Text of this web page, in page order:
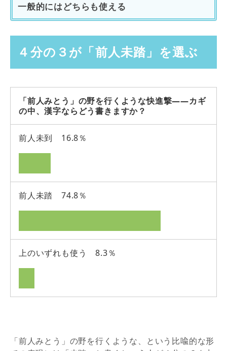
一般的にはどちらも使える
４分の３が「前人未踏」を選ぶ
「前人みとう」の野を行くような快進撃――カギ
の中、漢字ならどう書きますか？
前人未到 16.8％
前人未踏 74.8％
上のいずれも使う 8.3％
「前人みとう」の野を行くような、という比喩的な形